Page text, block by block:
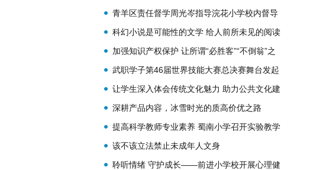
有序接种
青羊区责任督学周光岑指导浣花小学校内督导
工作
科幻小说是可能性的文学 给人前所未见的阅读
体验
加强知识产权保护 让所谓“必胜客”“不倒翁”之
说成为无稽之谈
武职学子第46届世界技能大赛总决赛舞台发起
冲击
让学生深入体会传统文化魅力 助力公共文化建
设
深耕产品内容，冰雪时光的质高价优之路
提高科学教师专业素养 蜀南小学召开实验教学
迎检筹备会
该不该立法禁止未成年人文身
聆听情绪 守护成长——前进小学校开展心理健